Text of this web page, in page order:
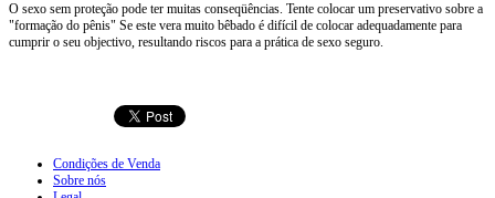
O sexo sem proteção pode ter muitas conseqüências. Tente colocar um preservativo sobre a
"formação do pênis" Se este vera muito bêbado é difícil de colocar adequadamente para
cumprir o seu objectivo, resultando riscos para a prática de sexo seguro.
Condições de Venda
Sobre nós